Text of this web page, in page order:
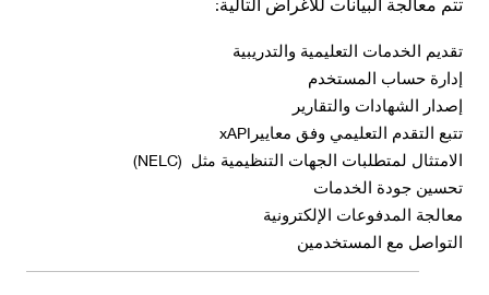
تتم معالجة البيانات للأغراض التالية
تقديم الخدمات التعليمية والتدريبية
إدارة حساب المستخدم
إصدار الشهادات والتقارير
تتبع التقدم التعليمي وفق معايير xAPI
الامتثال لمتطلبات الجهات التنظيمية مثل (NELC)
تحسين جودة الخدمات
معالجة المدفوعات الإلكترونية
التواصل مع المستخدمين